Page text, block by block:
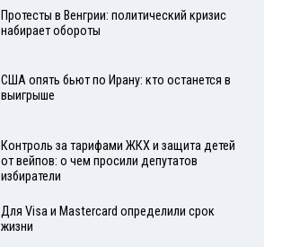
Протесты в Венгрии: политический кризис
набирает обороты
США опять бьют по Ирану: кто останется в
выигрыше
Контроль за тарифами ЖКХ и защита детей
от вейпов: о чем просили депутатов
избиратели
Для Visа и Mastercard определили срок
жизни